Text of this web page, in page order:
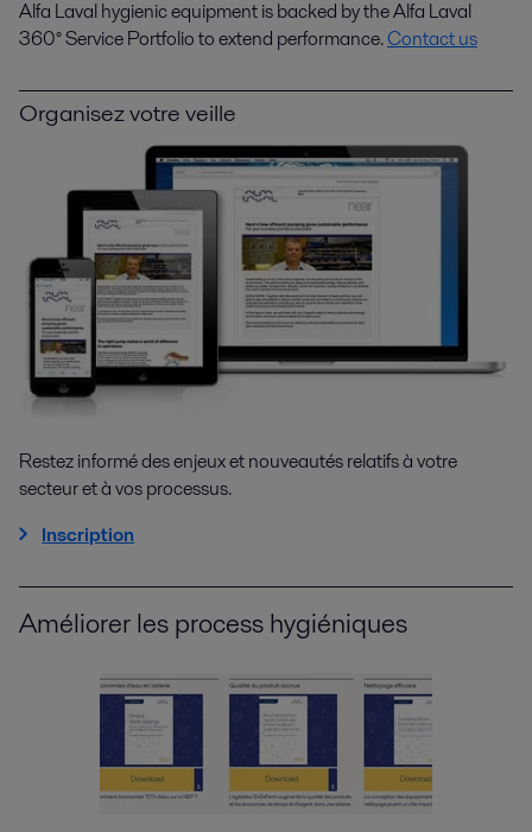
Alfa Laval hygienic equipment is backed by the Alfa Laval
360° Service Portfolio to extend performance.Contact us
Organisez votre veille
Restez informé des enjeux et nouveautés relatifs à votre
secteur et à vos processus.
Inscription
Améliorer les process hygiéniques